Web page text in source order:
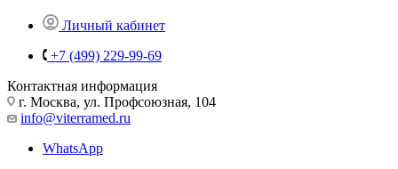
Личный кабинет
+7 (499) 229-99-69
Контактная информация
г. Москва, ул. Профсоюзная, 104
info@viterramed.ru
WhatsApp